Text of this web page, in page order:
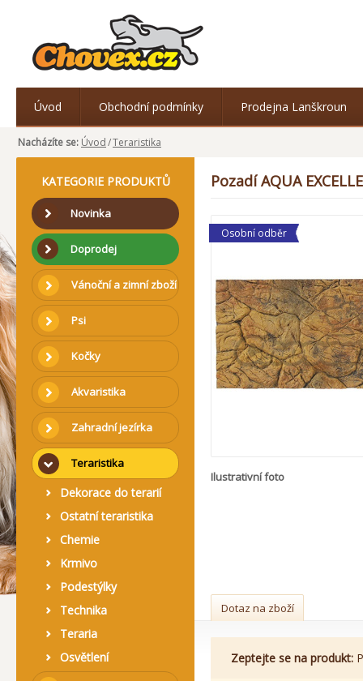
Úvod Obchodní podmínky Prodejna Lanškroun
Nacházíte se: Úvod/Teraristika
KATEGORIE PRODUKTŮ
Novinka
Doprodej
Vánoční a zimní zboží
Psi
Kočky
Akvaristika
Zahradní jezírka
Teraristika
Dekorace do terarií
Ostatní teraristika
Chemie
Krmivo
Podestýlky
Technika
Teraria
Osvětlení
Pozadí AQUA
Osobní odběr
Ilustrativní foto
Dotaz na zboží
Zeptejte se na produkt: